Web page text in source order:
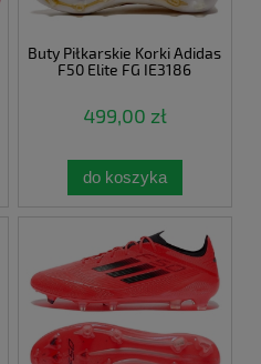
Buty Piłkarskie Korki Adidas
F50 Elite FG IE3186
499,00 zł
do koszyka